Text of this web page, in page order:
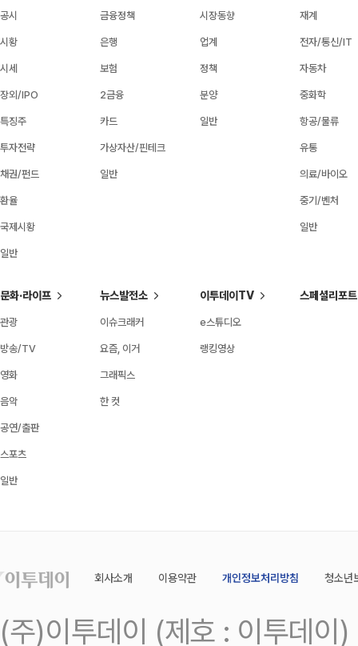
공시
시황
시세
장외/IPO
특징주
투자전략
채권/펀드
환율
국제시황
일반
금융정책
은행
보험
2금융
카드
가상자산/핀테크
일반
시장동향
업계
정책
분양
일반
재계
전자/통신/IT
자동차
중화학
항공/물류
유통
의료/바이오
중기/벤처
일반
문화·라이프
관광
방송/TV
영화
음악
공연/출판
스포츠
일반
뉴스발전소
이슈크래커
요즘, 이거
그래픽스
한 컷
이투데이TV
e스튜디오
랭킹영상
스페셜리포트
회사소개 이용약관 개인정보처리방침 청소년
(주)이투데이 (제호 : 이투데